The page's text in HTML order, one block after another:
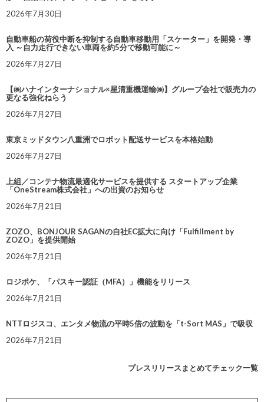
2026年7月30日
自動車船の荷役中断を抑制する自動車移動用「スケーター」を開発・導
入 ～自力走行できない車両を約5分で移動可能に～
2026年7月27日
【㈱ハナインターナショナル×星清重機運輸㈱】グループ会社で販売力の
更なる強化ねらう
2026年7月27日
東京ミッドタウン八重洲でロボット配送サービスを本格始動
2026年7月27日
上組／コンテナ物流最適化サービスを提供する スタートアップ企業
「OneStream株式会社」への出資のお知らせ
2026年7月21日
ZOZO、BONJOUR SAGANの自社EC拡大に向け「Fulfillment by
ZOZO」を提供開始
2026年7月21日
ロジポケ、「パスキー認証（MFA）」機能をリリース
2026年7月21日
NTTロジスコ、エンタメ物流の平時5倍の波動を「t-Sort MAS」で吸収
2026年7月21日
プレスリリースまとめてチェック一覧